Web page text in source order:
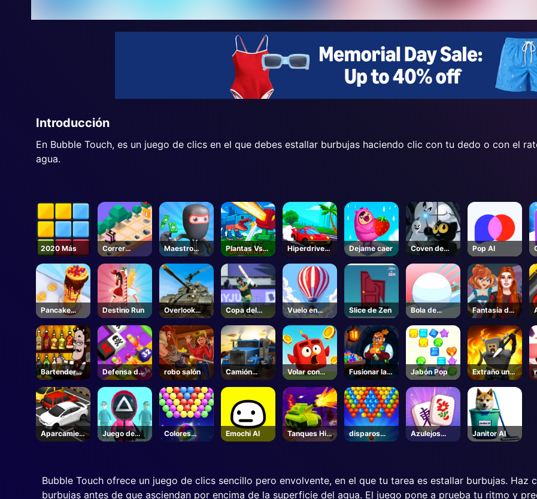
Introducción
En Bubble Touch, es un juego de clics en el que debes estallar burbujas haciendo clic con tu dedo o con el
agua.
2020 Más
Correr
zoológico
Maestro
ladrón
Plantas Vs
Cerebros -
Unblocked
Online Game
Hiperdrive
Swinger
Dejame caer
Coven de
gatos
místicos
Pop AI
Pancake
Pilla
Destino Run
Overlook
Tanque
Copa del
Mundo Icc
T20
Vuelo en
globo
Slice de Zen
Bola de
nieve Rush
3d
Fantasía de
hadas de
pelo rojo vs
realidad
Bartender
Hacer la
mezcla
correcta
Defensa de
fusión de
cañón de
disparo
robo salón
Camión
fugitivo
Volar con
seguridad
Fusionar las
gemas
Jabón Pop
Extraño uno
fuera
Aparcamien
to de coches
Juego de
Squidly
Colores
Disparador
Emochi AI
Tanques Hill
Top
disparos
Bubblington
Azulejos
Mahjong
Janitor AI
Bubble Touch ofrece un juego de clics sencillo pero envolvente, en el que tu tarea es estallar burbujas.
burbujas antes de que asciendan por encima de la superficie del agua. El juego pone a prueba tu ritmo y